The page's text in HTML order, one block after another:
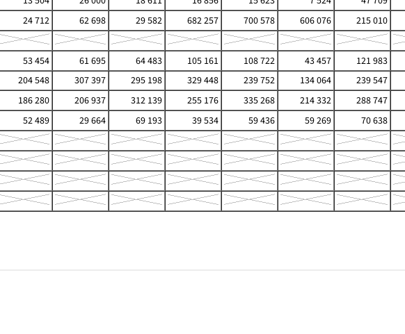
24 712 62 698 29 582 682 257 700 578 606 076
215 010
53 454 61 695 64 483 105 161 108 722 43 457
121 983
204 548 307 397 295 198 329 448 239 752 134 064
239 547
186 280 206 937 312 139 255 176 335 268 214 332
288 747
52 489 29 664 69 193 39 534 59 436 59 269
70 638